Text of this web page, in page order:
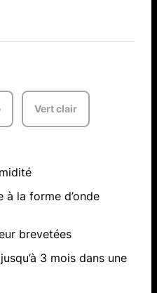
Vert clair
à la forme d’onde
brevetées
3 mois dans une